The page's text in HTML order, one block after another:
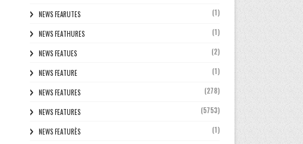
NEWS FEARUTES (1)
NEWS FEATHURES (1)
NEWS FEATUES (2)
NEWS FEATURE (1)
NEWS FEATURES (278)
NEWS FEATURES (5753)
NEWS FEATURÈS (1)